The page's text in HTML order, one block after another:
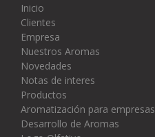
Inicio
Clientes
Empresa
Nuestros Aromas
Novedades
Notas de interes
Productos
Aromatización para empresas
Desarrollo de Aromas